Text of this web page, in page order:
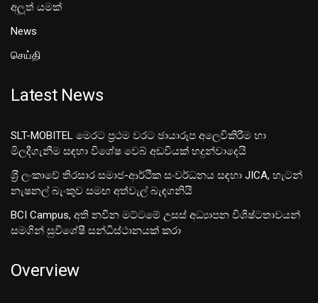
අලූත් යමක්
News
செய்தி
Latest News
SLT-MOBITEL මෙරට ප්‍රථම වරට ඡායාරූප අලෙවිකිරීම හා
මිලදීගැනීම සඳහා විශේෂ වෙබ් අඩවියක් හදුන්වාදෙයි
ශ‍්‍රී ලංකාවේ තිරසාර සමාජ-ආර්ථික සංවර්ධනය සඳහා JICA, හැටන්
නැෂනල් බැංකුව සමඟ අත්වැල් බැඳගනියි
BCI Campus, අති නවීන මට්ටමේ උසස් අධ්‍යාපන විශිෂ්ටතාවයන්
සමගින් සුවිශේෂී සන්ධිස්ථානයක් කරා
Overview